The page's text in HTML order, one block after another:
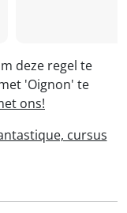
deze regel te
'Oignon' te
ons!
cursus